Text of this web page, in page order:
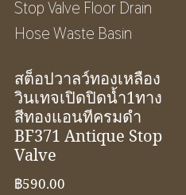
สต็อปวาลว์ทองเหลือง
วินเทจเปิดปิดน้ำ1ทาง
สีทองแอนทีครมดำ
BF371 Antique Stop
Valve
฿590.00